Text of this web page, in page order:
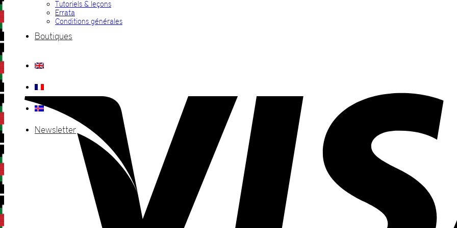
Tutoriels & leçons
Errata
Conditions générales
Boutiques
Newsletter